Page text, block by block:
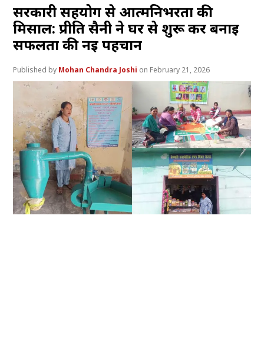
सरकारी सहयोग से आत्मनिर्भरता की
मिसाल: प्रीति सैनी ने घर से शुरू कर बनाई
सफलता की नई पहचान
Mohan Chandra Joshi February 21, 2026